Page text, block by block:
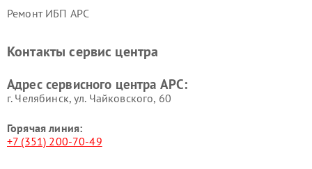
Ремонт ИБП APC
Контакты сервис центра
Адрес сервисного центра APC:
г. Челябинск, ул. Чайковского, 60
Горячая линия:
+7 (351) 200-70-49